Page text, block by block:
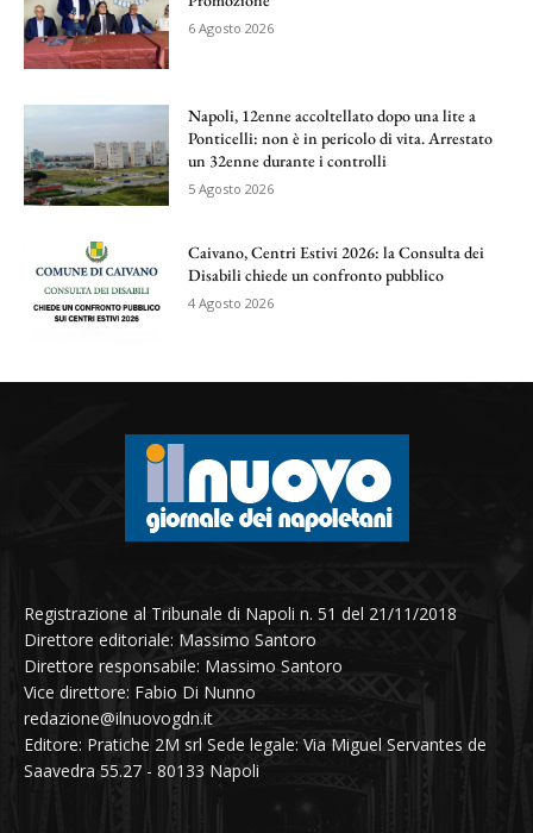
6 Agosto 2026
Napoli, 12enne accoltellato dopo una lite a
Ponticelli: non è in pericolo di vita. Arrestato
un 32enne durante i controlli
5 Agosto 2026
Caivano, Centri Estivi 2026: la Consulta dei
Disabili chiede un confronto pubblico
4 Agosto 2026
Registrazione al Tribunale di Napoli n. 51 del 21/11/2018
Direttore editoriale: Massimo Santoro
Direttore responsabile: Massimo Santoro
Vice direttore: Fabio Di Nunno
redazione@ilnuovogdn.it
Editore: Pratiche 2M srl Sede legale: Via Miguel Servantes de
Saavedra 55.27 - 80133 Napoli